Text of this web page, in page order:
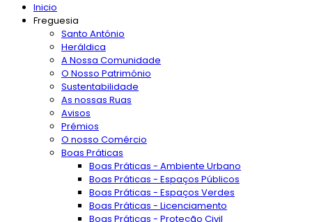
Inicio
Freguesia
Santo António
Heráldica
A Nossa Comunidade
O Nosso Património
Sustentabilidade
As nossas Ruas
Avisos
Prémios
O nosso Comércio
Boas Práticas
Boas Práticas - Ambiente Urbano
Boas Práticas - Espaços Públicos
Boas Práticas - Espaços Verdes
Boas Práticas - Licenciamento
Boas Práticas - Proteção Civil